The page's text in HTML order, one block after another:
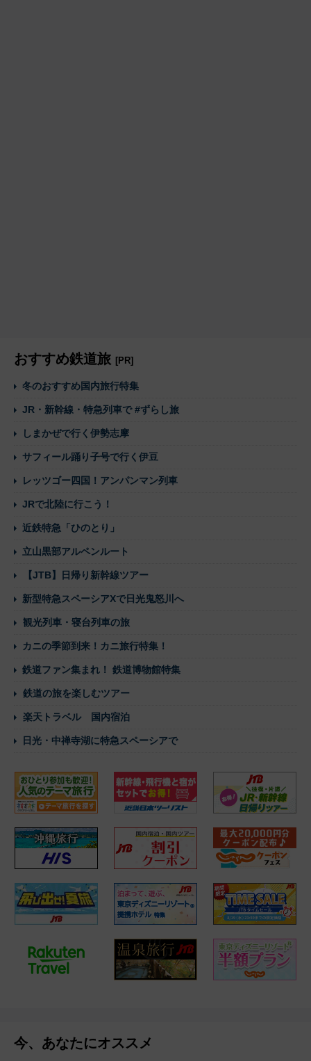
おすすめ鉄道旅 [PR]
冬のおすすめ国内旅行特集
JR・新幹線・特急列車で #ずらし旅
しまかぜで行く伊勢志摩
サフィール踊り子号で行く伊豆
レッツゴー四国！アンパンマン列車
JRで北陸に行こう！
近鉄特急「ひのとり」
立山黒部アルペンルート
【JTB】日帰り新幹線ツアー
新型特急スペーシアXで日光鬼怒川へ
観光列車・寝台列車の旅
カニの季節到来！カニ旅行特集！
鉄道ファン集まれ！ 鉄道博物館特集
鉄道の旅を楽しむツアー
楽天トラベル 国内宿泊
日光・中禅寺湖に特急スペーシアで
今、あなたにオススメ